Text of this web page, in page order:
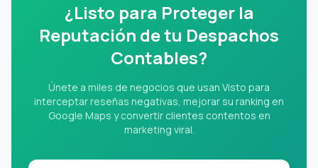
¿Listo para Proteger la
Reputación de tu Despachos
Contables?
Únete a miles de negocios que usan Visto para
interceptar reseñas negativas, mejorar su ranking en
Google Maps y convertir clientes contentos en
marketing viral.